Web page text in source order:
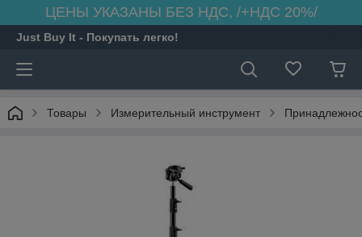
ЦЕНЫ УКАЗАНЫ БЕЗ НДС, /+НДС 20%/
Just Buy It - Покупать легко!
Товары Измерительный инструмент